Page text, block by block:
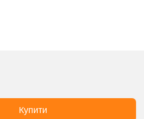
Купити